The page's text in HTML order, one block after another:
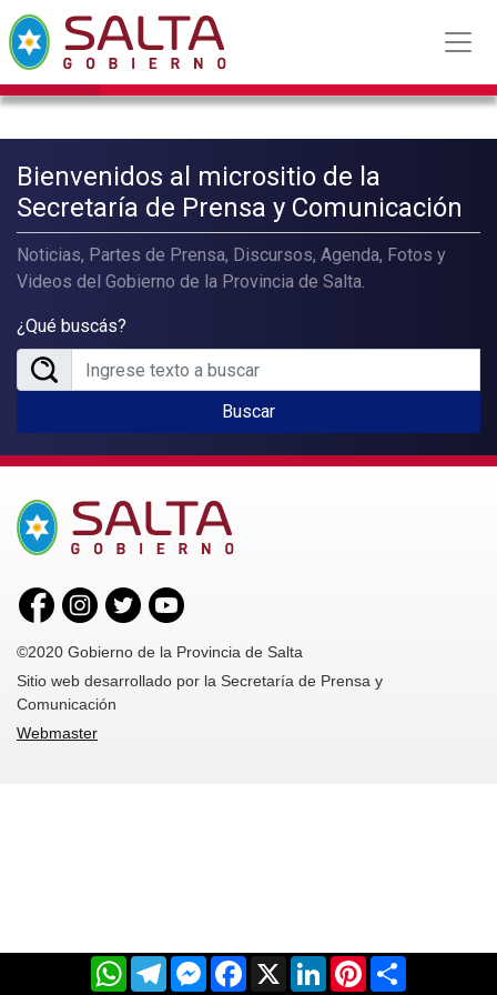
Bienvenidos al micrositio de la
Secretaría de Prensa y Comunicación
Noticias, Partes de Prensa, Discursos, Agenda, Fotos y
Videos del Gobierno de la Provincia de Salta.
¿Qué buscás?
Buscar
©2020 Gobierno de la Provincia de Salta
Sitio web desarrollado por la Secretaría de Prensa y
Comunicación
Webmaster
WhatsAppTelegramMessenger
Facebook
X LinkedInPinterest